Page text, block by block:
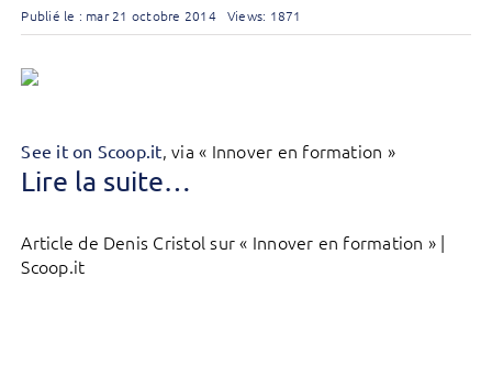
Publié le : mar 21 octobre 2014 Views: 1871
See it on Scoop.it, via « Innover en formation »
Lire la suite…
Article de Denis Cristol sur « Innover en formation » |
Scoop.it